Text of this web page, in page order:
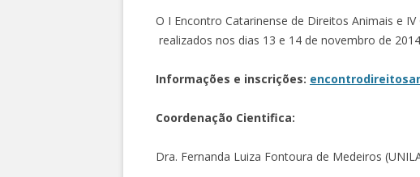
O I Encontro Catarinense de Direitos Animais e
realizados nos dias 13 e 14 de novembro de
Informações e inscrições:
Coordenação Cientifica:
Dra. Fernanda Luiza Fontoura de Medeiros